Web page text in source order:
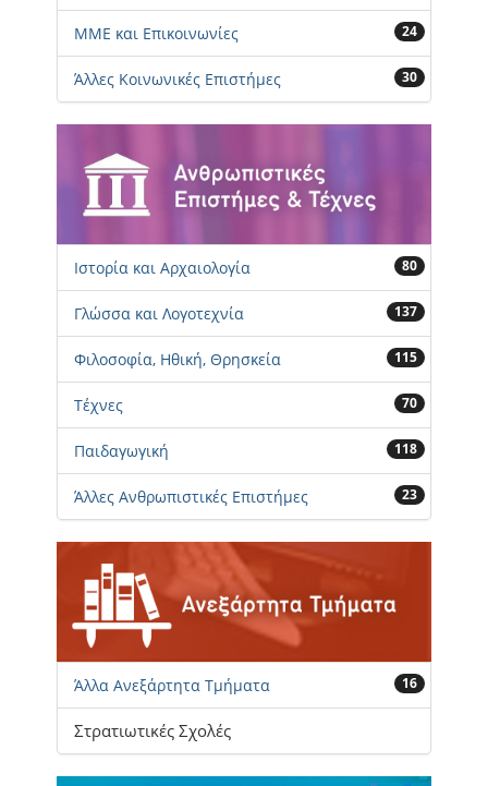
ΜΜΕ και Επικοινωνίες 24
Άλλες Κοινωνικές Επιστήμες 30
Ιστορία και Αρχαιολογία 80
Γλώσσα και Λογοτεχνία 137
Φιλοσοφία, Ηθική, Θρησκεία 115
Τέχνες 70
Παιδαγωγική 118
Άλλες Ανθρωπιστικές Επιστήμες 23
Άλλα Ανεξάρτητα Τμήματα 16
Στρατιωτικές Σχολές